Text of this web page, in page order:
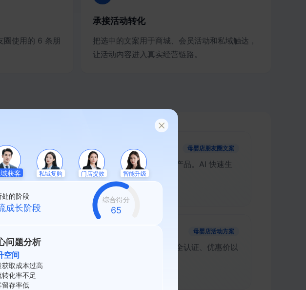
获客 私域复购 门店提效 智能升级
处的阶段
起盘阶段
综合得分
58
问题分析
空间
率不足
活跃度低
系数差
圈使用的 6 条朋
承接活动转化
把选中的文案用于商城、会员活动和私域触达，
让活动内容进入真实经营链路。
段与囤货需求 母婴店朋友圈文案
囤货』『辅食添加』等场景，按宝宝月龄精准匹配产品。AI 快速生
友圈活动文案，打消家长的挑选顾虑。
与优惠门槛 母婴店活动方案
『纸尿裤促销活动』等搜索词。明确商品规格、安全认证、优惠价以
，用清晰透明的促销规则促进家长决策。